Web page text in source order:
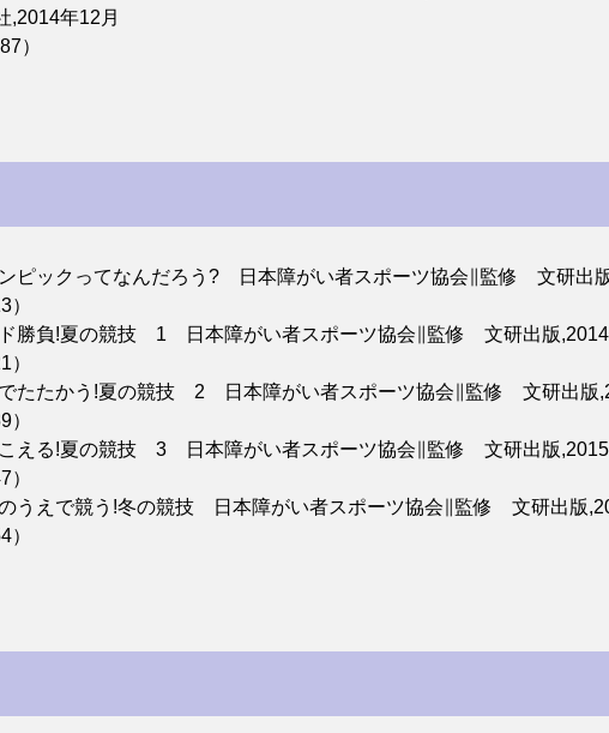
,2014年12月
）
ピックってなんだろう? 日本障がい者スポーツ協会∥監修 文研出
ド勝負!夏の競技 1 日本障がい者スポーツ協会∥監修 文研出版,2014
でたたかう!夏の競技 2 日本障がい者スポーツ協会∥監修 文研出版
こえる!夏の競技 3 日本障がい者スポーツ協会∥監修 文研出版,2015
うえで競う!冬の競技 日本障がい者スポーツ協会∥監修 文研出版